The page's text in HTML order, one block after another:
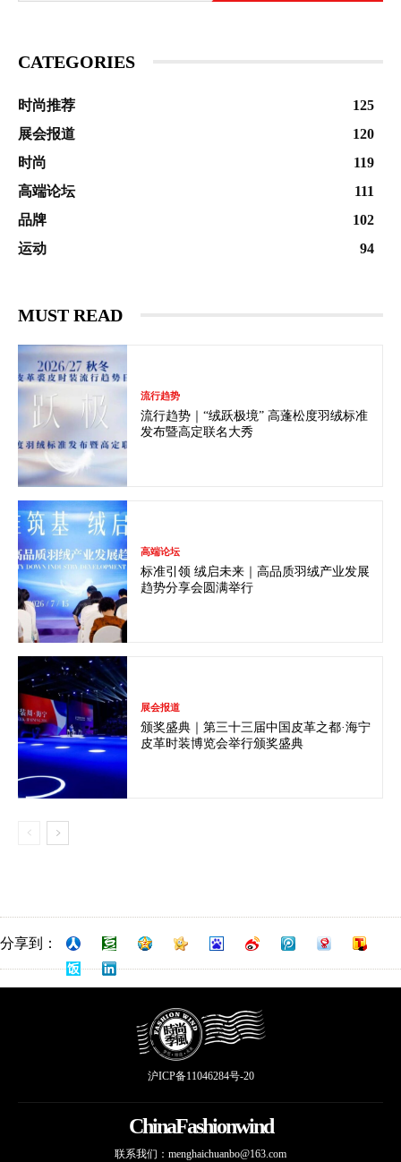
CATEGORIES
时尚推荐
125
展会报道
120
时尚
119
高端论坛
111
品牌
102
运动
94
MUST READ
流行趋势
流行趋势｜“绒跃极境” 高蓬松度羽绒标准
发布暨高定联名大秀
高端论坛
标准引领 绒启未来｜高品质羽绒产业发展
趋势分享会圆满举行
展会报道
颁奖盛典｜第三十三届中国皮革之都·海宁
皮革时装博览会举行颁奖盛典
分享到：
沪ICP备11046284号-20
ChinaFashionwind
联系我们： menghaichuanbo@163.com